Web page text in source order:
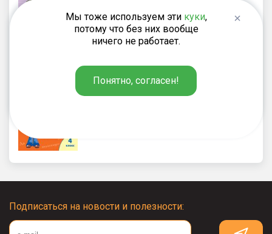
упражнений. 4 класс
Подписаться на новости и полезности:
Мы тоже используем эти куки,
потому что без них вообще
ничего не работает.
Понятно, согласен!